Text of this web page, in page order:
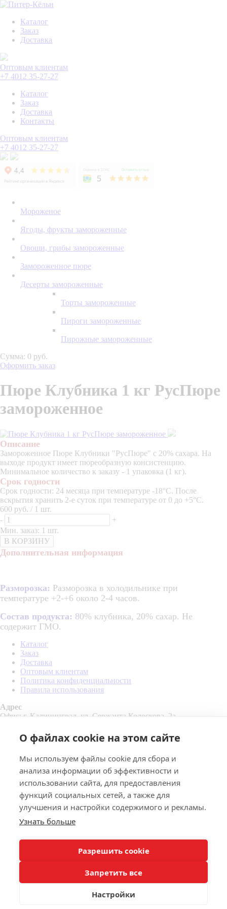
Каталог
Заказ
Доставка
Оптовым клиентам
+7 4012 35-27-27
Каталог
Заказ
Доставка
Контакты
Оптовым клиентам
+7 4012 35-27-27
Мороженое
Ягоды, фрукты замороженные
Овощи, грибы замороженные
Замороженное пюре
Десерты замороженные
Торты замороженные
Пироги замороженные
Пирожные замороженные
Сумма: 0 руб.
Оформить заказ
Пюре Клубника 1 кг РусПюре
замороженное
Описание
Замороженное Пюре Клубники "РусПюре" с 20% сахара. На
выходе продукт имеет пюреобразную консистенцию.
Минимальное количество к заказу - 1 упаковка (1 кг).
Срок годности
Срок годности: 24 месяца при температуре -18°C. После
вскрытия хранить 2-е суток при температуре от 0 до +5°C.
600 руб. / 1 шт.
-
+
Мин. заказ: 1 шт.
В КОРЗИНУ
Дополнительная информация
Разморозка: Разморозка в холодильнике при
температуре +2-+6 около 2-4 часов.
Состав продукта: 80% клубника, 20% сахар. Не
содержит ГМО.
Каталог
Заказ
Доставка
Оптовым клиентам
Политика конфиденциальности
Правила использования
Адрес
Офис: г. Калининград, ул. Сержанта Колоскова, 2а
Контакты
Email:pk39@inbox.ru
Мессенджеры:
О файлах cookie на этом сайте
Мы используем файлы cookie для сбора и
анализа информации об эффективности и
использовании сайта, для предоставления
функций социальных сетей, а также для
улучшения и настройки содержимого и рекламы.
Узнать больше
Разрешить cookie
Запретить все
Настройки